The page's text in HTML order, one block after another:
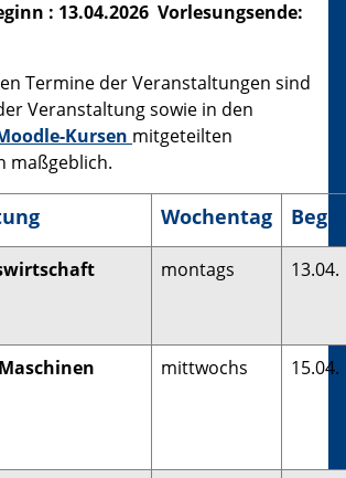
: 13.04.2026 Vorlesungsende:
Termine der Veranstaltungen sind
Veranstaltung sowie in den
Kursen mitgeteilten
maßgeblich.
Wochentag
montags 13.04.
mittwochs 15.04.